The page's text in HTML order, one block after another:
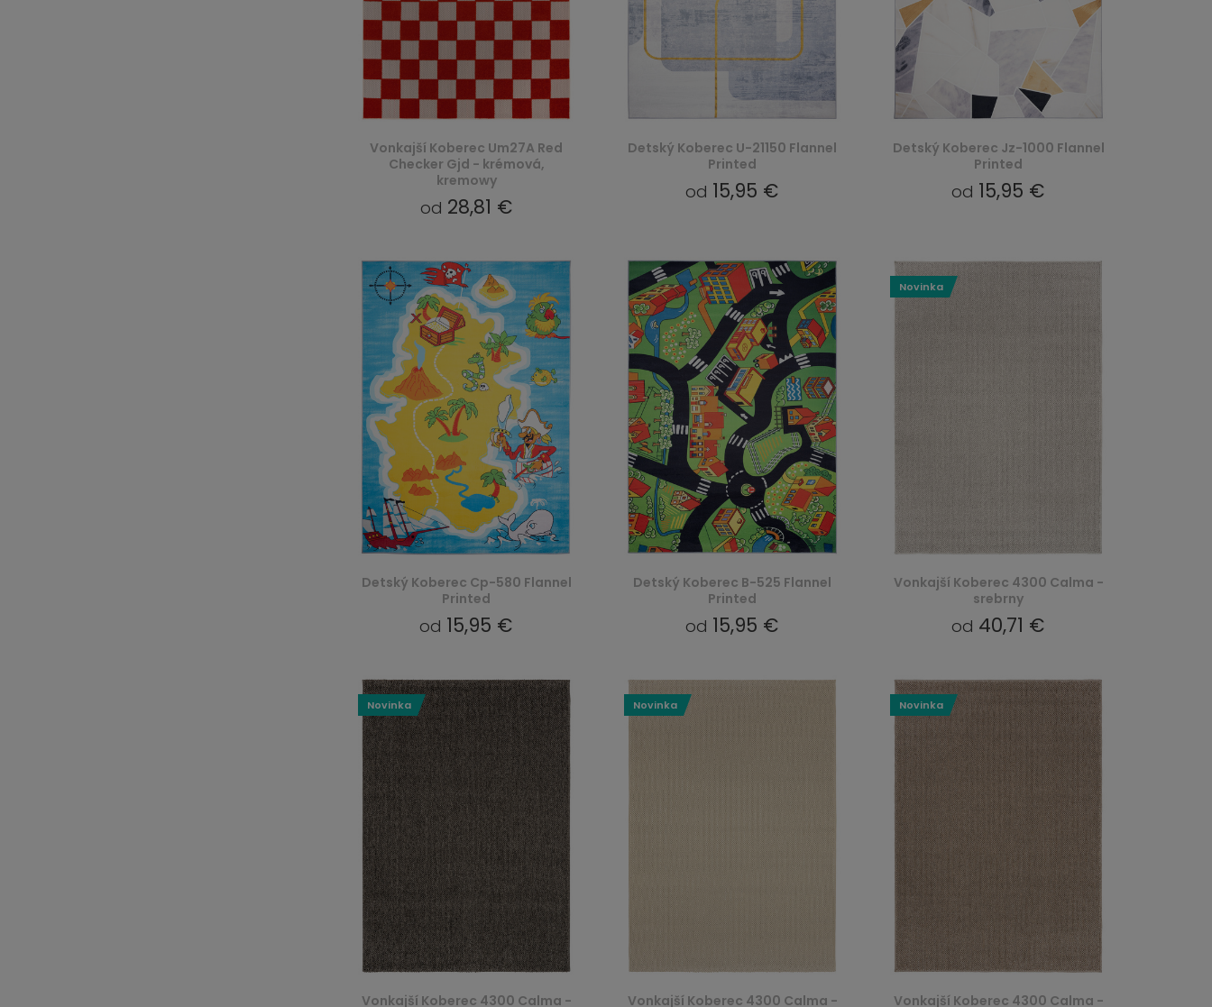
Vonkajší Koberec Um27A Red
Checker Gjd - krémová,
kremowy
od 28,81 €
Detský Koberec U-21150 Flannel
Printed
od 15,95 €
Detský Koberec Jz-1000 Flannel
Printed
od 15,95 €
Detský Koberec Cp-580 Flannel
Printed
od 15,95 €
Detský Koberec B-525 Flannel
Printed
od 15,95 €
Vonkajší Koberec 4300 Calma -
srebrny
od 40,71 €
Novinka
Vonkajší Koberec 4300 Calma -
Novinka
Vonkajší Koberec 4300 Calma -
Novinka
Vonkajší Koberec 4300 Calma -
Novinka